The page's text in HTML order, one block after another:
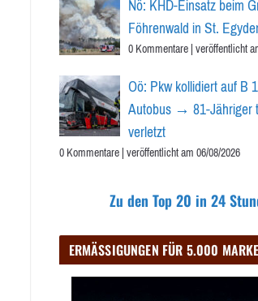
Nö: KHD-Einsatz beim
Föhrenwald in St.
0 Kommentare|veröffentlicht
Oö: Pkw kollidiert auf B
Autobus → 81-Jähriger
verletzt
0 Kommentare|veröffentlicht am 06/08/2026
Zu den Top 20 in 24
ERMÄSSIGUNGEN FÜR 5.000